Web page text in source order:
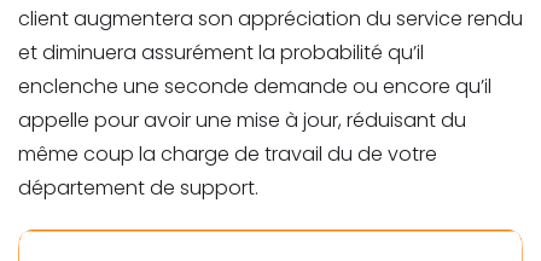
client augmentera son appréciation du service rendu
et diminuera assurément la probabilité qu’il
enclenche une seconde demande ou encore qu’il
appelle pour avoir une mise à jour, réduisant du
même coup la charge de travail du de votre
département de support.